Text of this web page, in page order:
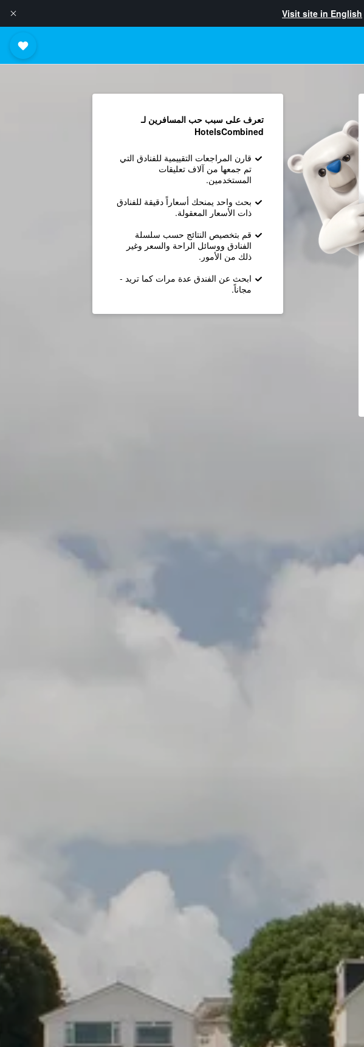
Visit site in English
تعرف على سبب حب المسافرين لـ
HotelsCombined
قارن المراجعات التقييمية للفنادق التي
تم جمعها من آلاف تعليقات
المستخدمين.
بحث واحد يمنحك أسعاراً دقيقة للفنادق
ذات الأسعار المعقولة.
قم بتخصيص النتائج حسب سلسلة
الفنادق ووسائل الراحة والسعر وغير
ذلك من الأمور.
ابحث عن الفندق عدة مرات كما تريد -
مجاناً.